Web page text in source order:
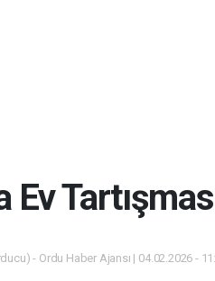
Ev
- Ordu Haber Ajansı | 04.02.2026 -